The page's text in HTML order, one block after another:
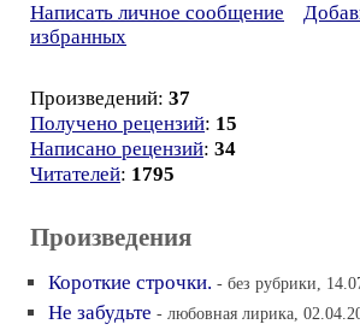
Написать личное сообщение
избранных
Произведений: 37
Получено рецензий: 15
Написано рецензий: 34
Читателей: 1795
Произведения
Короткие строчки. - без рубрики,
Не забудьте - любовная лирика,